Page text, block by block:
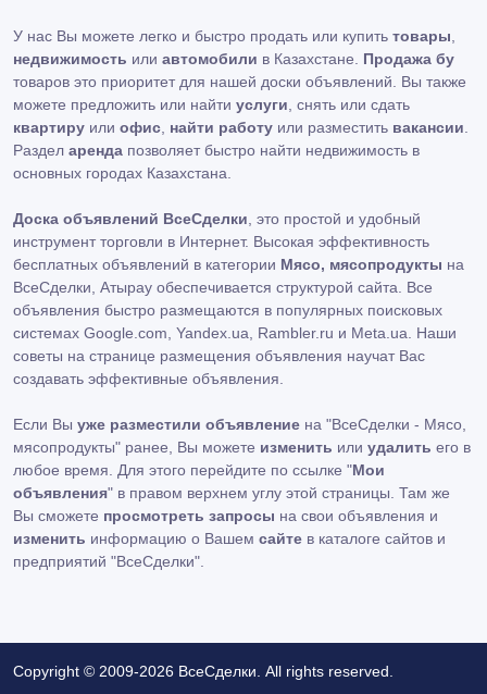
У нас Вы можете легко и быстро продать или купить товары
недвижимость или автомобили в Казахстане. Продажа бу
товаров это приоритет для нашей доски объявлений. Вы также
можете предложить или найти услуги , снять или сдать
квартиру или офис найти работу или разместить вакансии
Раздел аренда позволяет быстро найти недвижимость в
основных городах Казахстана.
Доска объявлений ВсеСделки , это простой и удобный
инструмент торговли в Интернет. Высокая эффективность
бесплатных объявлений в категории Мясо, мясопродукты на
ВсеСделки, Атырау обеспечивается структурой сайта. Все
объявления быстро размещаются в популярных поисковых
системах Google.com, Yandex.ua, Rambler.ru и Meta.ua. Наши
советы на странице размещения объявления научат Вас
создавать эффективные объявления.
Если Вы уже разместили объявление на "ВсеСделки - Мясо,
мясопродукты" ранее, Вы можете изменить или удалить его в
любое время. Для этого перейдите по ссылке "Мои
объявления" в правом верхнем углу этой страницы. Там же
Вы сможете просмотреть запросы на свои объявления и
изменить информацию о Вашем сайте в каталоге сайтов и
предприятий "ВсеСделки".
Copyright © 2009-2026 ВсеСделки. All rights reserved.